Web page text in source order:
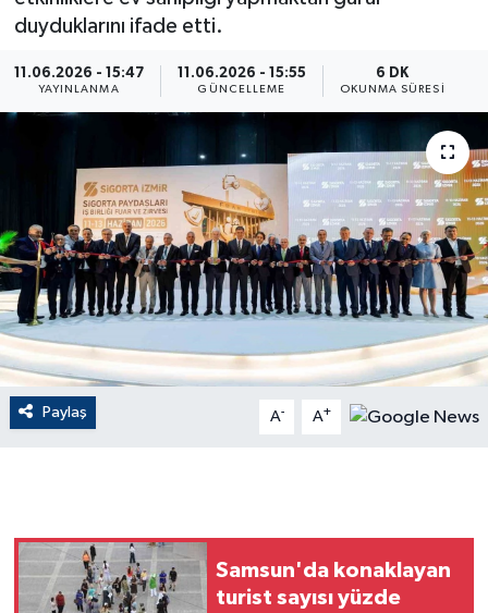
duyduklarını ifade etti.
11.06.2026 - 15:47
YAYINLANMA
11.06.2026 - 15:55
GÜNCELLEME
6 DK
OKUNMA SÜRESI
Paylaş A- A+
Samsun'da konaklayan
turist sayısı yüzde
Dünya
EĞİTİM
English News
Finans
Flaş Haber
Gayrimenkul
GENEL
Güvenlik
HABERDE İNSAN